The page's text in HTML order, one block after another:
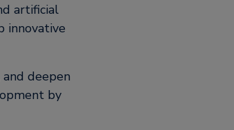
artificial
innovative
deepen
by